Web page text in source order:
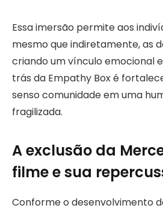
Essa imersão permite aos
mesmo que indiretamente, as
criando um vínculo emocional
trás da Empathy Box é
senso comunidade em uma
fragilizada.
A exclusão da
filme e sua
Conforme o desenvolvimento